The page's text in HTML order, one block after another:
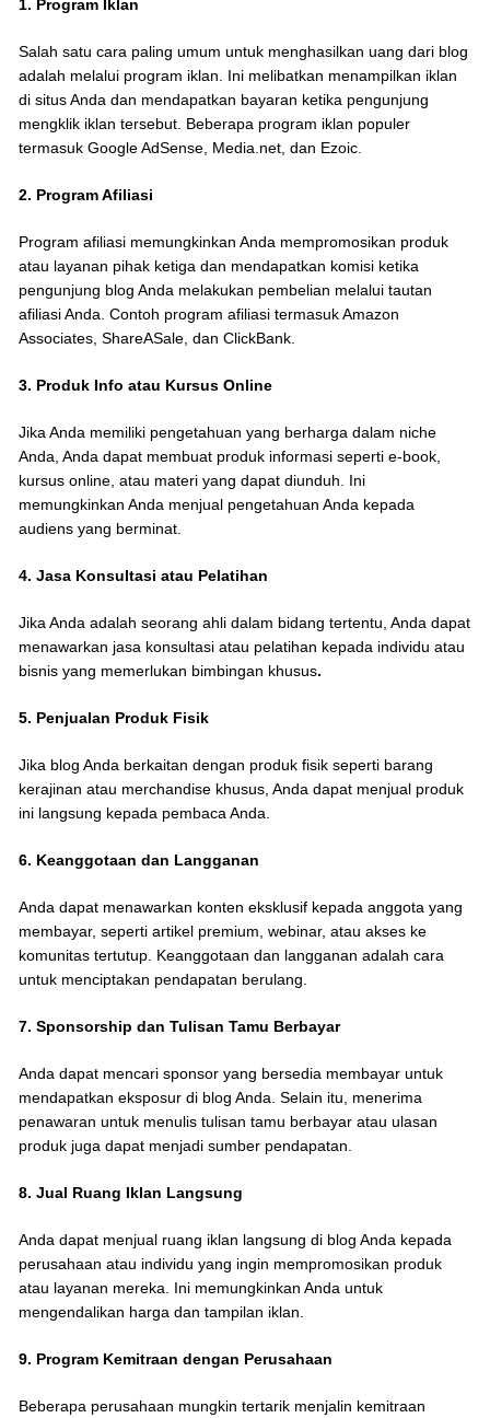
1. Program Iklan
Salah satu cara paling umum untuk menghasilkan uang dari blog
adalah melalui program iklan. Ini melibatkan menampilkan iklan
di situs Anda dan mendapatkan bayaran ketika pengunjung
mengklik iklan tersebut. Beberapa program iklan populer
termasuk Google AdSense, Media.net, dan Ezoic.
2. Program Afiliasi
Program afiliasi memungkinkan Anda mempromosikan produk
atau layanan pihak ketiga dan mendapatkan komisi ketika
pengunjung blog Anda melakukan pembelian melalui tautan
afiliasi Anda. Contoh program afiliasi termasuk Amazon
Associates, ShareASale, dan ClickBank.
3. Produk Info atau Kursus Online
Jika Anda memiliki pengetahuan yang berharga dalam niche
Anda, Anda dapat membuat produk informasi seperti e-book,
kursus online, atau materi yang dapat diunduh. Ini
memungkinkan Anda menjual pengetahuan Anda kepada
audiens yang berminat.
4. Jasa Konsultasi atau Pelatihan
Jika Anda adalah seorang ahli dalam bidang tertentu, Anda dapat
menawarkan jasa konsultasi atau pelatihan kepada individu atau
bisnis yang memerlukan bimbingan khusus.
5. Penjualan Produk Fisik
Jika blog Anda berkaitan dengan produk fisik seperti barang
kerajinan atau merchandise khusus, Anda dapat menjual produk
ini langsung kepada pembaca Anda.
6. Keanggotaan dan Langganan
Anda dapat menawarkan konten eksklusif kepada anggota yang
membayar, seperti artikel premium, webinar, atau akses ke
komunitas tertutup. Keanggotaan dan langganan adalah cara
untuk menciptakan pendapatan berulang.
7. Sponsorship dan Tulisan Tamu Berbayar
Anda dapat mencari sponsor yang bersedia membayar untuk
mendapatkan eksposur di blog Anda. Selain itu, menerima
penawaran untuk menulis tulisan tamu berbayar atau ulasan
produk juga dapat menjadi sumber pendapatan.
8. Jual Ruang Iklan Langsung
Anda dapat menjual ruang iklan langsung di blog Anda kepada
perusahaan atau individu yang ingin mempromosikan produk
atau layanan mereka. Ini memungkinkan Anda untuk
mengendalikan harga dan tampilan iklan.
9. Program Kemitraan dengan Perusahaan
Beberapa perusahaan mungkin tertarik menjalin kemitraan